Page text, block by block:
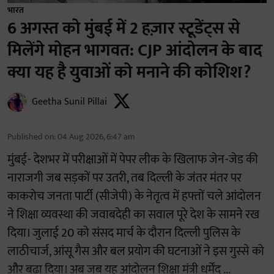
भारत
6 अगस्त को मुंबई में 2 हज़ार स्टूडेंट्स से
मिलेंगे मोहन भागवत: CJP आंदोलन के बाद
क्या यह है युवाओं को मनाने की कोशिश?
Geetha Sunil Pillai
Published on: 04 Aug 2026, 6:47 am
मुंबई- देशभर में परीक्षाओं में पेपर लीक के खिलाफ जेन-जेड की
नाराजगी जब सड़कों पर उतरी, तब दिल्ली के जंतर मंतर पर
काकरोच जनता पार्टी (सीजेपी) के नेतृत्व में हफ्तों चले आंदोलन
ने शिक्षा व्यवस्था की जवाबदेही का सवाल पूरे देश के सामने रख
दिया। जुलाई 20 को संसद मार्च के दौरान दिल्ली पुलिस के
लाठीचार्ज, आंसू गैस और बल प्रयोग की घटनाओं ने इस गुस्से को